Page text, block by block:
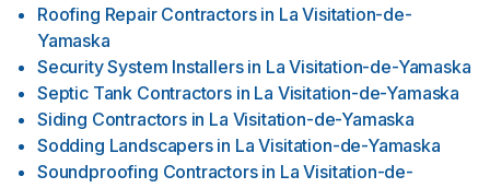
Roofing Repair Contractors in La Visitation-de-
Yamaska
Security System Installers in La Visitation-de-Yamaska
Septic Tank Contractors in La Visitation-de-Yamaska
Siding Contractors in La Visitation-de-Yamaska
Sodding Landscapers in La Visitation-de-Yamaska
Soundproofing Contractors in La Visitation-de-